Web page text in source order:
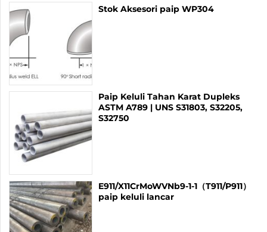
Stok Aksesori paip WP304
Paip Keluli Tahan Karat Dupleks
ASTM A789 | UNS S31803, S32205,
S32750
E911/X11CrMoWVNb9-1-1（T911/P911）
paip keluli lancar